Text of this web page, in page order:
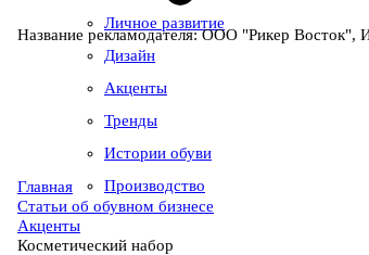
Личное развитие
Дизайн
Акценты
Тренды
Истории обуви
Производство
Название рекламодателя: ООО "Рикер
Главная
Статьи об обувном бизнесе
Акценты
Косметический набор